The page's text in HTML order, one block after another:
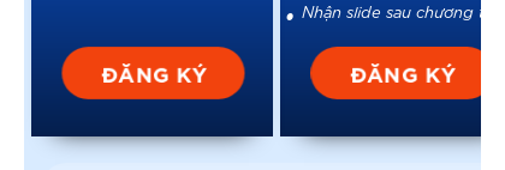
ĐĂNG KÝ
Nhận slide sau chương trình
ĐĂNG KÝ